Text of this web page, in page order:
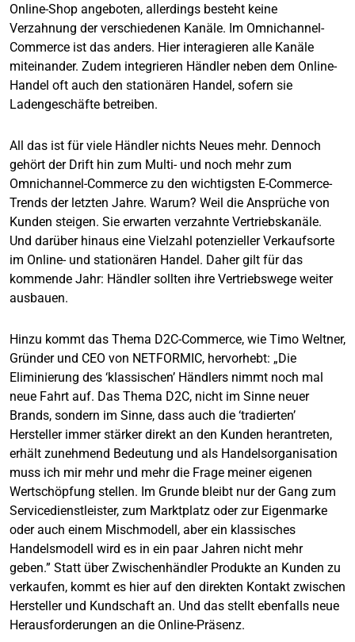
Online-Shop angeboten, allerdings besteht keine
Verzahnung der verschiedenen Kanäle. Im Omnichannel-
Commerce ist das anders. Hier interagieren alle Kanäle
miteinander. Zudem integrieren Händler neben dem Online-
Handel oft auch den stationären Handel, sofern sie
Ladengeschäfte betreiben.
All das ist für viele Händler nichts Neues mehr. Dennoch
gehört der Drift hin zum Multi- und noch mehr zum
Omnichannel-Commerce zu den wichtigsten E-Commerce-
Trends der letzten Jahre. Warum? Weil die Ansprüche von
Kunden steigen. Sie erwarten verzahnte Vertriebskanäle.
Und darüber hinaus eine Vielzahl potenzieller Verkaufsorte
im Online- und stationären Handel. Daher gilt für das
kommende Jahr: Händler sollten ihre Vertriebswege weiter
ausbauen.
Hinzu kommt das Thema D2C-Commerce, wie Timo Weltner,
Gründer und CEO von NETFORMIC, hervorhebt: „Die
Eliminierung des ‘klassischen’ Händlers nimmt noch mal
neue Fahrt auf. Das Thema D2C, nicht im Sinne neuer
Brands, sondern im Sinne, dass auch die ‘tradierten’
Hersteller immer stärker direkt an den Kunden herantreten,
erhält zunehmend Bedeutung und als Handelsorganisation
muss ich mir mehr und mehr die Frage meiner eigenen
Wertschöpfung stellen. Im Grunde bleibt nur der Gang zum
Servicedienstleister, zum Marktplatz oder zur Eigenmarke
oder auch einem Mischmodell, aber ein klassisches
Handelsmodell wird es in ein paar Jahren nicht mehr
geben.” Statt über Zwischenhändler Produkte an Kunden zu
verkaufen, kommt es hier auf den direkten Kontakt zwischen
Hersteller und Kundschaft an. Und das stellt ebenfalls neue
Herausforderungen an die Online-Präsenz.